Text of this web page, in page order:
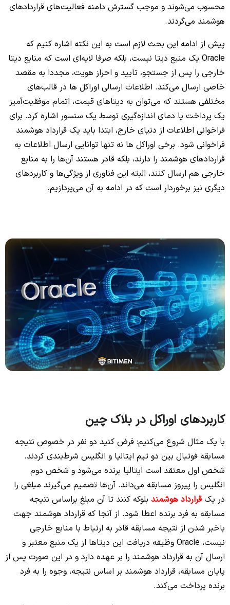
محسوب می‌شوند و موجب گسترش دامنه فعالیت‌های قراردادهای
هوشمند می‌گردند.
پیش از ادامه این بحث لازم است به این نکته اشاره کنیم که
Oracle یک منبع دیتا نیست، بلکه صرفا لایه‌ای است که منابع دیتا
خارجی را پس از جستجو، تایید و احراز هویت، مجددا به مقصد
خاصی ارسال می‌کند. اطلاعات ارسالی اوراکل ها در قالب‌های
مختلفی هستند که می‌توان به دیتاهای قیمت، اتمام موفقیت‌آمیز
یک پرداخت یا دمای اندازه‌گیری توسط یک سنسور اشاره کرد. برای
فراخوانی اطلاعات از دنیای خارج، ابتدا باید یک قرارداد هوشمند
فراخوانی شود. برخی اوراکل ها نه تنها توانایی ارسال اطلاعات به
قراردادهای هوشمند را دارند، بلکه قادر هستند آن‌ها را به منابع
خارجی هم ارسال کنند، البته این فناوری از ویژگی‌ها و کاربردهای
دیگری نیز برخوردار است که در ادامه به آن می‌پردازیم.
کاربردهای اوراکل در بلاک چین
با یک مثال شروع می‌‌کنیم: فرض کنید دو نفر در خصوص نتیجه
مسابقه فوتبال بین دو تیم ایتالیا و انگلیس شرط‌‌بندی کردند.
شخص اول معتقد است ایتالیا برنده می‌‌شود و شخص دوم
انگلیس را پیروز مسابقه می‌‌داند. آن‌ها تصمیم می‌‌گیرند مبلغی را
در یک قرارداد هوشمند بلوکه کنند تا آن مبلغ براساس نتیجه
مسابقه به فرد برنده اعطا شود. از آنجا که قرارداد هوشمند جهت
باخبر شدن از نتیجه مسابقه قادر به ارتباط با منابع خارجی
نیست، Oracle وظیفه دریافت این دیتاها از یک منبع معتبر و
ارسال آن به قرارداد هوشمند را بر عهده دارد و در این صورت پس از
پایان مسابقه، قرارداد هوشمند بر اساس نتیجه، وجوه را به فرد
برنده پرداخت می‌‌کند.